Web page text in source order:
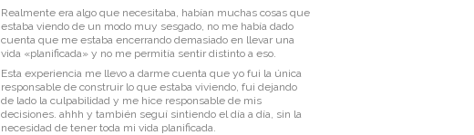
Realmente era algo que necesitaba, habían muchas cosas que
estaba viendo de un modo muy sesgado, no me había dado
cuenta que me estaba encerrando demasiado en llevar una
vida «planificada» y no me permitía sentir distinto a eso.
Esta experiencia me llevo a darme cuenta que yo fui la única
responsable de construir lo que estaba viviendo, fui dejando
de lado la culpabilidad y me hice responsable de mis
decisiones. ahhh y también seguí sintiendo el día a día, sin la
necesidad de tener toda mi vida planificada.